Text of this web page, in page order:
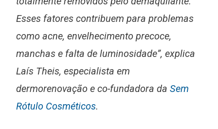
Esses fatores contribuem para problemas
como acne, envelhecimento precoce,
manchas e falta de luminosidade”, explica
Laís Theis, especialista em
dermorenovação e co-fundadora da Sem
Rótulo Cosméticos.